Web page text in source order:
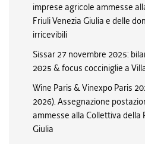
imprese agricole ammesse
Friuli Venezia Giulia e delle
irricevibili
Sissar 27 novembre 2025:
2025 & focus cocciniglie a
Wine Paris & Vinexpo Paris
2026). Assegnazione
ammesse alla Collettiva della
Giulia